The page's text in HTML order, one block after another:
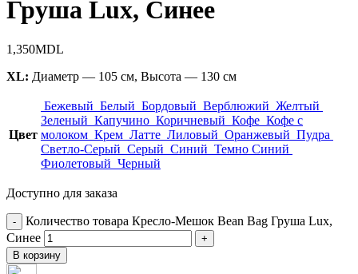
Груша Lux, Синее
1,350MDL
XL: Диаметр — 105 см, Высота — 130 см
Цвет
Бежевый Белый Бордовый Верблюжий Желтый
Зеленый Капучино Коричневый Кофе Кофе с
молоком Крем Латте Лиловый Оранжевый Пудра
Светло-Серый Серый Синий Темно Синий
Фиолетовый Черный
Доступно для заказа
Количество товара Кресло-Мешок Bean Bag Груша Lux,
Синее
В корзину